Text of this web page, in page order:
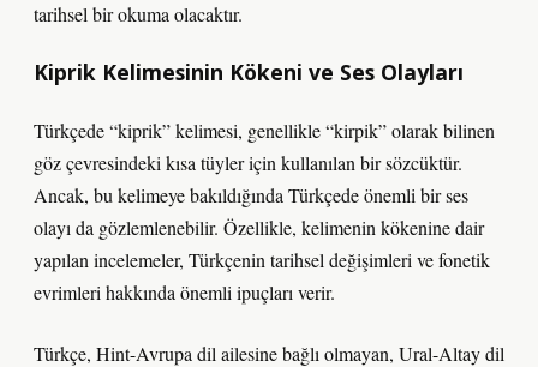
tarihsel bir okuma olacaktır.
Kiprik Kelimesinin Kökeni ve Ses Olayları
Türkçede “kiprik” kelimesi, genellikle “kirpik” olarak bilinen
göz çevresindeki kısa tüyler için kullanılan bir sözcüktür.
Ancak, bu kelimeye bakıldığında Türkçede önemli bir ses
olayı da gözlemlenebilir. Özellikle, kelimenin kökenine dair
yapılan incelemeler, Türkçenin tarihsel değişimleri ve fonetik
evrimleri hakkında önemli ipuçları verir.
Türkçe, Hint-Avrupa dil ailesine bağlı olmayan, Ural-Altay dil